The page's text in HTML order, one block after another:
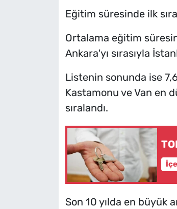
Eğitim süresinde ilk
Ortalama eğitim
Ankara'yı sırasıyla
Listenin sonunda ise 7,6
Kastamonu ve Van en
sıralandı.
Son 10 yılda en büyük